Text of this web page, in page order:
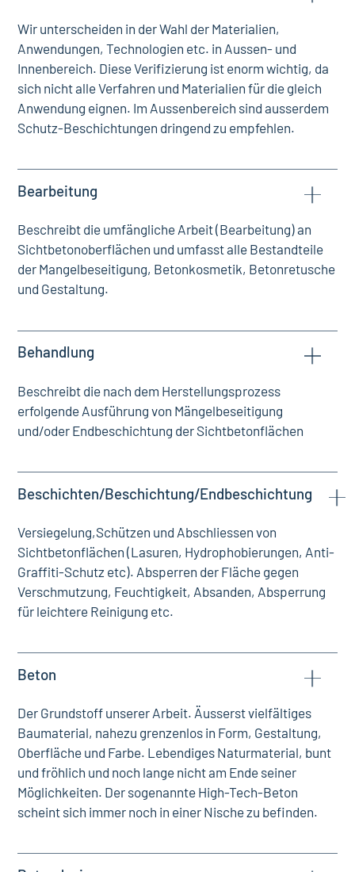
Wir unterscheiden in der Wahl der Materialien,
Anwendungen, Technologien etc. in Aussen- und
Innenbereich. Diese Verifizierung ist enorm wichtig, da
sich nicht alle Verfahren und Materialien für die gleich
Anwendung eignen. Im Aussenbereich sind ausserdem
Schutz-Beschichtungen dringend zu empfehlen.
Bearbeitung
Beschreibt die umfängliche Arbeit (Bearbeitung) an
Sichtbetonoberflächen und umfasst alle Bestandteile
der Mangelbeseitigung, Betonkosmetik, Betonretusche
und Gestaltung.
Behandlung
Beschreibt die nach dem Herstellungsprozess
erfolgende Ausführung von Mängelbeseitigung
und/oder Endbeschichtung der Sichtbetonflächen
Beschichten/Beschichtung/Endbeschichtung
Versiegelung,Schützen und Abschliessen von
Sichtbetonflächen (Lasuren, Hydrophobierungen, Anti-
Graffiti-Schutz etc). Absperren der Fläche gegen
Verschmutzung, Feuchtigkeit, Absanden, Absperrung
für leichtere Reinigung etc.
Beton
Der Grundstoff unserer Arbeit. Äusserst vielfältiges
Baumaterial, nahezu grenzenlos in Form, Gestaltung,
Oberfläche und Farbe. Lebendiges Naturmaterial, bunt
und fröhlich und noch lange nicht am Ende seiner
Möglichkeiten. Der sogenannte High-Tech-Beton
scheint sich immer noch in einer Nische zu befinden.